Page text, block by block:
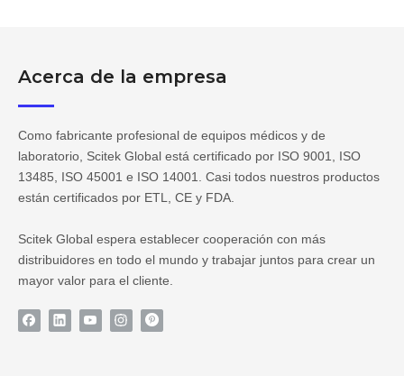
Acerca de la empresa
Como fabricante profesional de equipos médicos y de
laboratorio, Scitek Global está certificado por ISO 9001, ISO
13485, ISO 45001 e ISO 14001. Casi todos nuestros productos
están certificados por ETL, CE y FDA.
Scitek Global espera establecer cooperación con más
distribuidores en todo el mundo y trabajar juntos para crear un
mayor valor para el cliente.